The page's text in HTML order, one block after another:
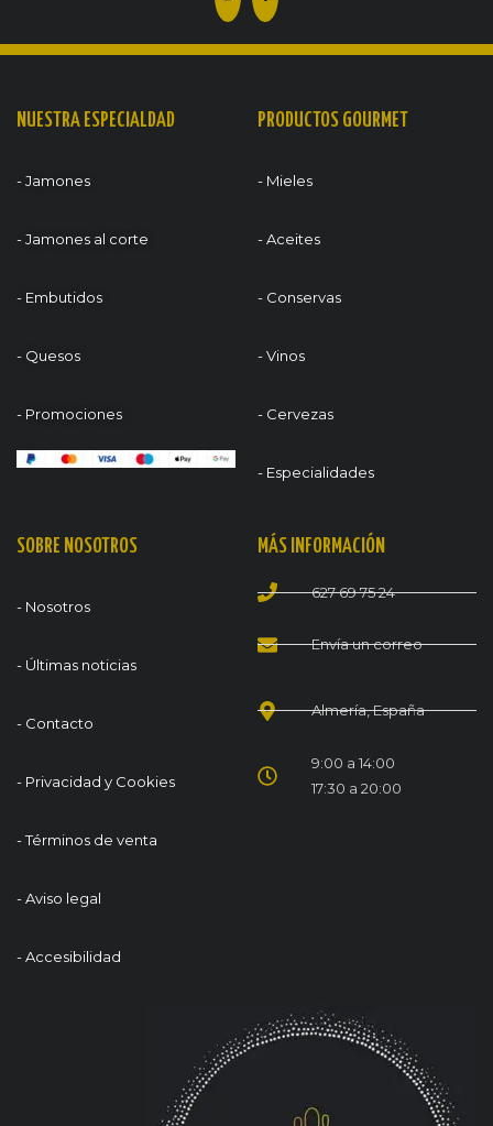
NUESTRA ESPECIALDAD
- Jamones
- Jamones al corte
- Embutidos
- Quesos
- Promociones
PRODUCTOS GOURMET
- Mieles
- Aceites
- Conservas
- Vinos
- Cervezas
- Especialidades
SOBRE NOSOTROS
- Nosotros
- Últimas noticias
- Contacto
- Privacidad y Cookies
- Términos de venta
- Aviso legal
- Accesibilidad
MÁS INFORMACIÓN
627 69 75 24
Envía un correo
Almería, España
9:00 a 14:00
17:30 a 20:00